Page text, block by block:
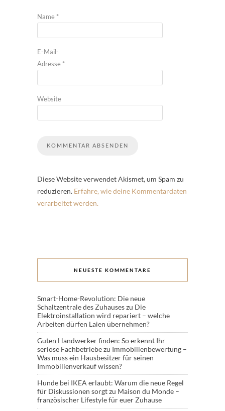
Name *
E-Mail-
Adresse *
Website
Diese Website verwendet Akismet, um Spam zu
reduzieren. Erfahre, wie deine Kommentardaten
verarbeitet werden.
NEUESTE KOMMENTARE
Smart-Home-Revolution: Die neue
Schaltzentrale des Zuhauseszu Die
Elektroinstallation wird repariert – welche
Arbeiten dürfen Laien übernehmen?
Guten Handwerker finden: So erkennt Ihr
seriöse Fachbetriebezu Immobilienbewertung –
Was muss ein Hausbesitzer für seinen
Immobilienverkauf wissen?
Hunde bei IKEA erlaubt: Warum die neue Regel
für Diskussionen sorgtzu Maison du Monde –
französischer Lifestyle für euer Zuhause